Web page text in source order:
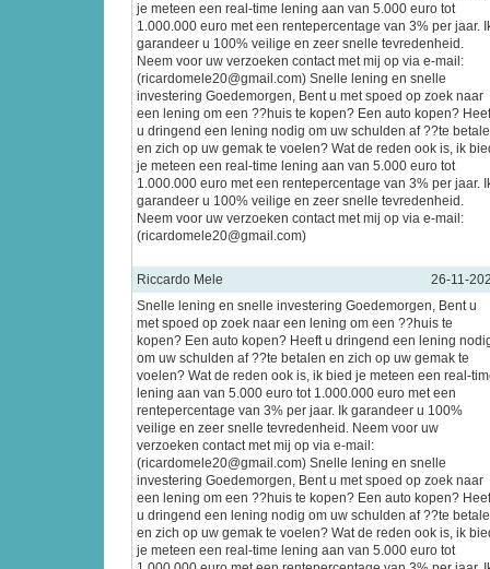
je meteen een real-time lening aan van 5.000 euro tot
1.000.000 euro met een rentepercentage van 3% per jaar.
garandeer u 100% veilige en zeer snelle tevredenheid.
Neem voor uw verzoeken contact met mij op via e-mail:
(ricardomele20@gmail.com) Snelle lening en snelle
investering Goedemorgen, Bent u met spoed op zoek naar
een lening om een ??huis te kopen? Een auto kopen?
u dringend een lening nodig om uw schulden af ??te
en zich op uw gemak te voelen? Wat de reden ook is, ik
je meteen een real-time lening aan van 5.000 euro tot
1.000.000 euro met een rentepercentage van 3% per jaar.
garandeer u 100% veilige en zeer snelle tevredenheid.
Neem voor uw verzoeken contact met mij op via e-mail:
(ricardomele20@gmail.com)
Riccardo Mele
26-11-
Snelle lening en snelle investering Goedemorgen, Bent u
met spoed op zoek naar een lening om een ??huis te
kopen? Een auto kopen? Heeft u dringend een lening
om uw schulden af ??te betalen en zich op uw gemak te
voelen? Wat de reden ook is, ik bied je meteen een real-
lening aan van 5.000 euro tot 1.000.000 euro met een
rentepercentage van 3% per jaar. Ik garandeer u 100%
veilige en zeer snelle tevredenheid. Neem voor uw
verzoeken contact met mij op via e-mail:
(ricardomele20@gmail.com) Snelle lening en snelle
investering Goedemorgen, Bent u met spoed op zoek naar
een lening om een ??huis te kopen? Een auto kopen?
u dringend een lening nodig om uw schulden af ??te
en zich op uw gemak te voelen? Wat de reden ook is, ik
je meteen een real-time lening aan van 5.000 euro tot